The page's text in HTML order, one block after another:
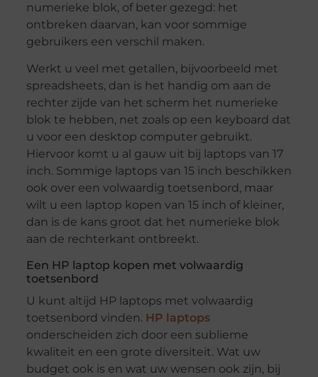
numerieke blok, of beter gezegd: het
ontbreken daarvan, kan voor sommige
gebruikers een verschil maken.
Werkt u veel met getallen, bijvoorbeeld met
spreadsheets, dan is het handig om aan de
rechter zijde van het scherm het numerieke
blok te hebben, net zoals op een keyboard dat
u voor een desktop computer gebruikt.
Hiervoor komt u al gauw uit bij laptops van 17
inch. Sommige laptops van 15 inch beschikken
ook over een volwaardig toetsenbord, maar
wilt u een laptop kopen van 15 inch of kleiner,
dan is de kans groot dat het numerieke blok
aan de rechterkant ontbreekt.
Een HP laptop kopen met volwaardig
toetsenbord
U kunt altijd HP laptops met volwaardig
toetsenbord vinden. HP laptops
onderscheiden zich door een sublieme
kwaliteit en een grote diversiteit. Wat uw
budget ook is en wat uw wensen ook zijn, bij